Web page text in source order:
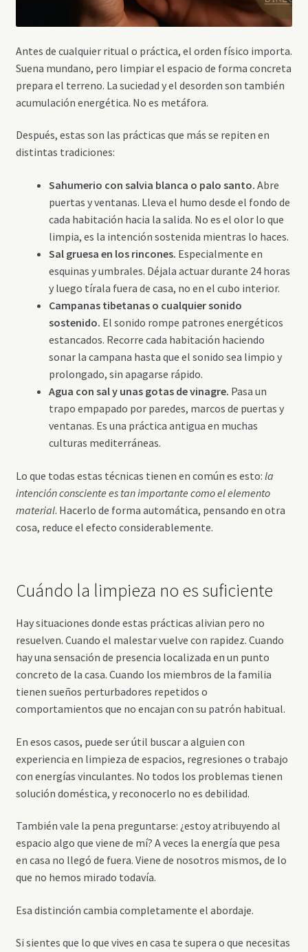
Antes de cualquier ritual o práctica, el orden físico importa.
Suena mundano, pero limpiar el espacio de forma concreta
prepara el terreno. La suciedad y el desorden son también
acumulación energética. No es metáfora.
Después, estas son las prácticas que más se repiten en
distintas tradiciones:
Sahumerio con salvia blanca o palo santo. Abre
puertas y ventanas. Lleva el humo desde el fondo de
cada habitación hacia la salida. No es el olor lo que
limpia, es la intención sostenida mientras lo haces.
Sal gruesa en los rincones. Especialmente en
esquinas y umbrales. Déjala actuar durante 24 horas
y luego tírala fuera de casa, no en el cubo interior.
Campanas tibetanas o cualquier sonido
sostenido. El sonido rompe patrones energéticos
estancados. Recorre cada habitación haciendo
sonar la campana hasta que el sonido sea limpio y
prolongado, sin apagarse rápido.
Agua con sal y unas gotas de vinagre. Pasa un
trapo empapado por paredes, marcos de puertas y
ventanas. Es una práctica antigua en muchas
culturas mediterráneas.
Lo que todas estas técnicas tienen en común es esto: la
intención consciente es tan importante como el elemento
material. Hacerlo de forma automática, pensando en otra
cosa, reduce el efecto considerablemente.
Cuándo la limpieza no es suficiente
Hay situaciones donde estas prácticas alivian pero no
resuelven. Cuando el malestar vuelve con rapidez. Cuando
hay una sensación de presencia localizada en un punto
concreto de la casa. Cuando los miembros de la familia
tienen sueños perturbadores repetidos o
comportamientos que no encajan con su patrón habitual.
En esos casos, puede ser útil buscar a alguien con
experiencia en limpieza de espacios, regresiones o trabajo
con energías vinculantes. No todos los problemas tienen
solución doméstica, y reconocerlo no es debilidad.
También vale la pena preguntarse: ¿estoy atribuyendo al
espacio algo que viene de mí? A veces la energía que pesa
en casa no llegó de fuera. Viene de nosotros mismos, de lo
que no hemos mirado todavía.
Esa distinción cambia completamente el abordaje.
Si sientes que lo que vives en casa te supera o que necesitas